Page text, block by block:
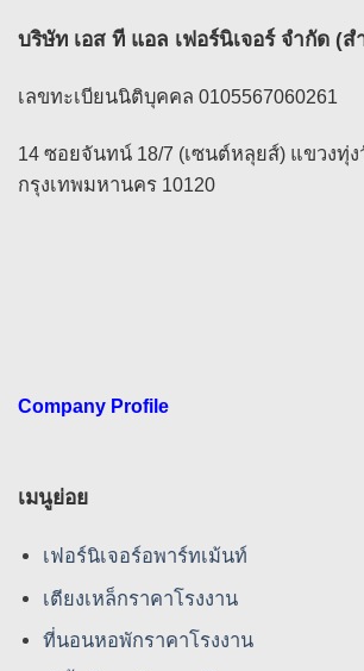
บริษัท เอส ที แอล เฟอร์นิเจอร์ จำกัด (
เลขทะเบียนนิติบุคคล 0105567060261
14 ซอยจันทน์ 18/7 (เซนต์หลุยส์) แขวงทุ่
กรุงเทพมหานคร 10120
Company Profile
เมนูย่อย
เฟอร์นิเจอร์อพาร์ทเม้นท์
เตียงเหล็กราคาโรงงาน
ที่นอนหอพักราคาโรงงาน